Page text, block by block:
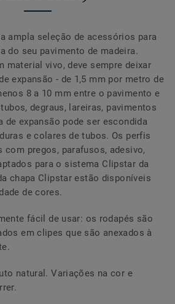
ampla seleção de acessórios para
do seu pavimento de madeira.
material vivo, deve sempre deixar
expansão - de 1,5 mm por metro de
8 a 10 mm entre o pavimento e
degraus, lareiras, pavimentos
de expansão pode ser escondida
e colares de tubos. Os perfis
com pregos, parafusos, adesivo,
para o sistema Clipstar da
chapa Clipstar estão disponíveis
de cores.
fácil de usar: os rodapés são
em clipes que são anexados à
natural. Variações na cor e